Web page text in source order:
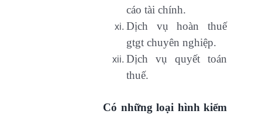
cáo tài chính.
Dịch vụ hoàn thuế
gtgt chuyên nghiệp.
Dịch vụ quyết toán
thuế.
Có những loại hình kiểm